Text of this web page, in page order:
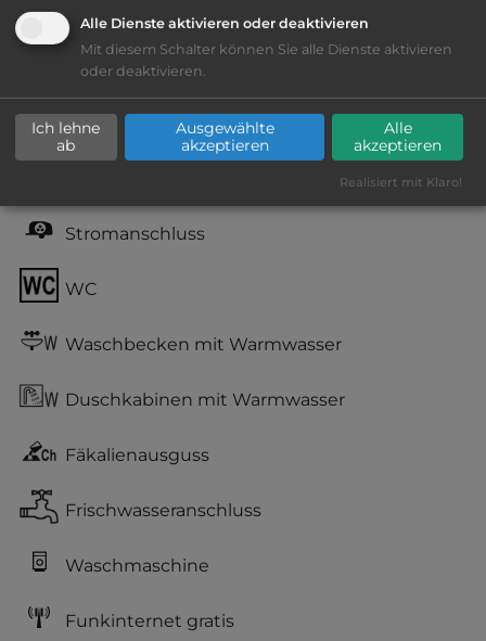
kiesig, harter Grund
Grasgelände, Wiese
Stromanschluss
WC
Waschbecken mit Warmwasser
Duschkabinen mit Warmwasser
Fäkalienausguss
Frischwasseranschluss
Waschmaschine
Funkinternet gratis
Alle Dienste aktivieren oder deaktivieren
Mit diesem Schalter können Sie alle Dienste aktivieren
oder deaktivieren.
Ich lehne
ab
Ausgewählte
akzeptieren
Alle
akzeptieren
Realisiert mit Klaro!